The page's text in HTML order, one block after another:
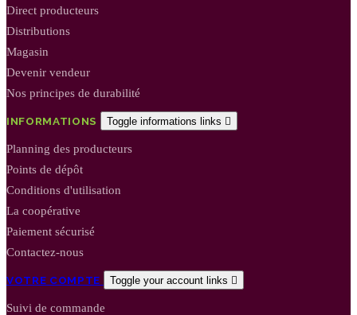
Direct producteurs
Distributions
Magasin
Devenir vendeur
Nos principes de durabilité
INFORMATIONS Toggle informations links 
Planning des producteurs
Points de dépôt
Conditions d'utilisation
La coopérative
Paiement sécurisé
Contactez-nous
VOTRE COMPTE Toggle your account links 
Suivi de commande